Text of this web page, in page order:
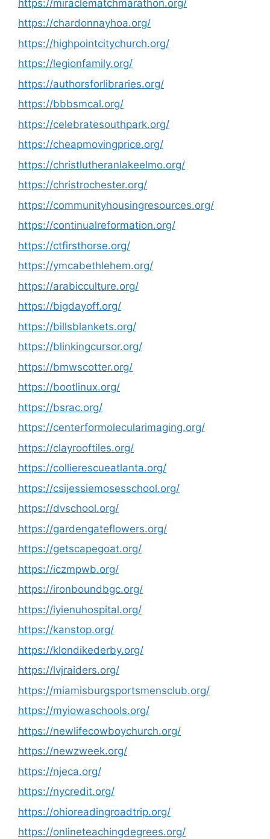
https://miraclematchmarathon.org/
https://chardonnayhoa.org/
https://highpointcitychurch.org/
https://legionfamily.org/
https://authorsforlibraries.org/
https://bbbsmcal.org/
https://celebratesouthpark.org/
https://cheapmovingprice.org/
https://christlutheranlakeelmo.org/
https://christrochester.org/
https://communityhousingresources.org/
https://continualreformation.org/
https://ctfirsthorse.org/
https://ymcabethlehem.org/
https://arabicculture.org/
https://bigdayoff.org/
https://billsblankets.org/
https://blinkingcursor.org/
https://bmwscotter.org/
https://bootlinux.org/
https://bsrac.org/
https://centerformolecularimaging.org/
https://clayrooftiles.org/
https://collierescueatlanta.org/
https://csijessiemosesschool.org/
https://dvschool.org/
https://gardengateflowers.org/
https://getscapegoat.org/
https://iczmpwb.org/
https://ironboundbgc.org/
https://iyienuhospital.org/
https://kanstop.org/
https://klondikederby.org/
https://lvjraiders.org/
https://miamisburgsportsmensclub.org/
https://myiowaschools.org/
https://newlifecowboychurch.org/
https://newzweek.org/
https://njeca.org/
https://nycredit.org/
https://ohioreadingroadtrip.org/
https://onlineteachingdegrees.org/